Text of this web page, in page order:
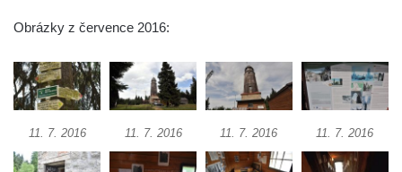
Obrázky z července 2016:
11. 7. 2016 11. 7. 2016 11. 7. 2016 11. 7. 2016